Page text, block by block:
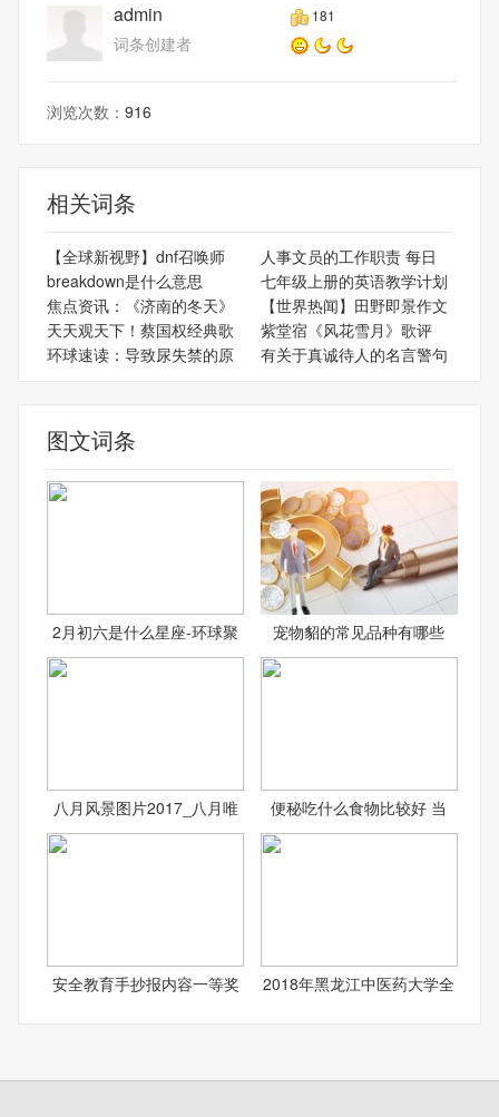
admin 181
词条创建者
浏览次数： 916
相关词条
【全球新视野】dnf召唤师
人事文员的工作职责 每日
breakdown是什么意思
七年级上册的英语教学计划
焦点资讯：《济南的冬天》
【世界热闻】田野即景作文
天天观天下！蔡国权经典歌
紫堂宿《风花雪月》歌评
环球速读：导致尿失禁的原
有关于真诚待人的名言警句
图文词条
2月初六是什么星座-环球聚 宠物貂的常见品种有哪些
八月风景图片2017_八月唯 便秘吃什么食物比较好 当
安全教育手抄报内容一等奖 2018年黑龙江中医药大学全